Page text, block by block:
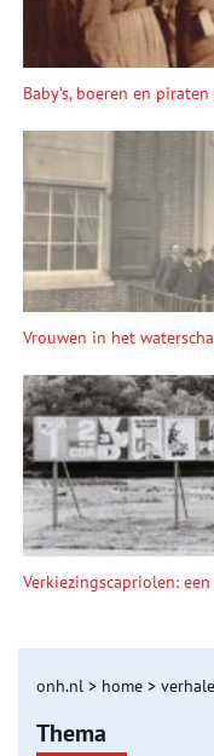
Baby’s, boeren en
Vrouwen in het
Verkiezingscapriolen:
onh.nl > home >
Thema